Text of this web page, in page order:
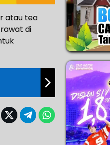
atau tea
di